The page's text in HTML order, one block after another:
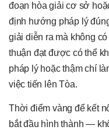
đoạn hòa giải cơ sở
định hướng pháp lý
giải diễn ra mà không
thuận đạt được có thể
pháp lý hoặc thậm chí
việc tiến lên Tòa.
Thời điểm vàng để kết
bắt đầu hình thành —